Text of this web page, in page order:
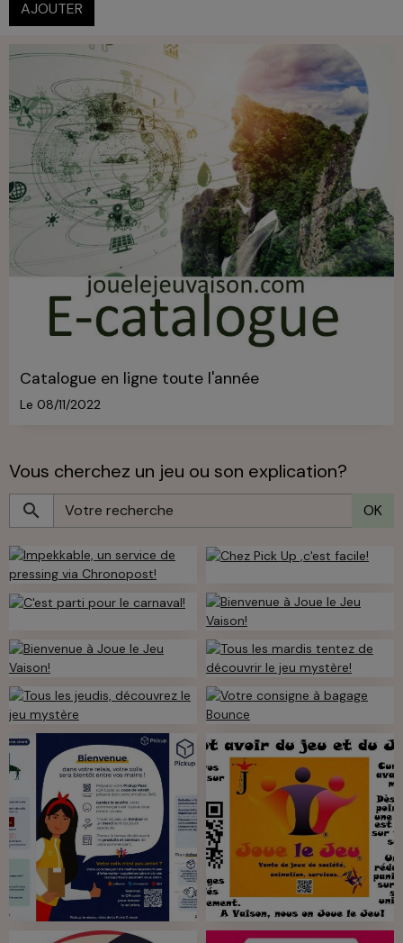
AJOUTER
Catalogue en ligne toute l'année
Le 08/11/2022
Vous cherchez un jeu ou son explication?
OK